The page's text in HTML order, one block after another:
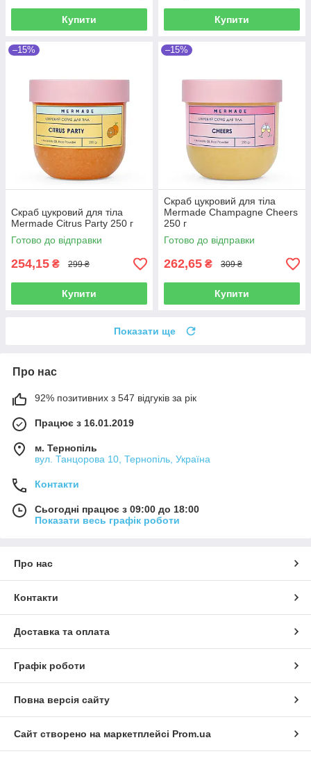
Купити Купити
–15%
Скраб цукровий для тіла
Mermade Citrus Party 250 г
Готово до відправки
254,15 ₴ 299 ₴
Купити
–15%
Скраб цукровий для тіла
Mermade Champagne Cheers
250 г
Готово до відправки
262,65 ₴ 309 ₴
Купити
Показати ще
Про нас
92% позитивних з 547 відгуків за рік
Працює з 16.01.2019
м. Тернопіль
вул. Танцорова 10, Тернопіль, Україна
Контакти
Сьогодні працює з 09:00 до 18:00
Показати весь графік роботи
Про нас
Контакти
Доставка та оплата
Графік роботи
Повна версія сайту
Сайт створено на маркетплейсі Prom.ua